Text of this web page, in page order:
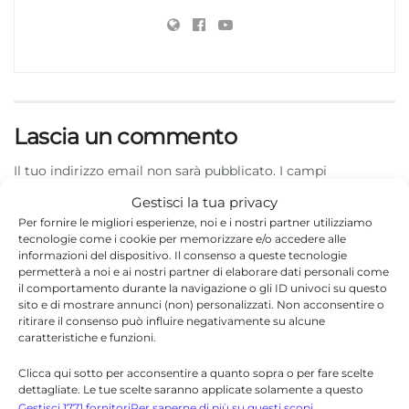
Gestisci la tua privacy
Per fornire le migliori esperienze, noi e i nostri partner utilizziamo
tecnologie come i cookie per memorizzare e/o accedere alle
informazioni del dispositivo. Il consenso a queste tecnologie
permetterà a noi e ai nostri partner di elaborare dati personali come
il comportamento durante la navigazione o gli ID univoci su questo
sito e di mostrare annunci (non) personalizzati. Non acconsentire o
ritirare il consenso può influire negativamente su alcune
caratteristiche e funzioni.
Clicca qui sotto per acconsentire a quanto sopra o per fare scelte
dettagliate. Le tue scelte saranno applicate solamente a questo
sito. È possibile modificare le impostazioni in qualsiasi momento,
Lascia un commento
Il tuo indirizzo email non sarà pubblicato. I campi
Commento *